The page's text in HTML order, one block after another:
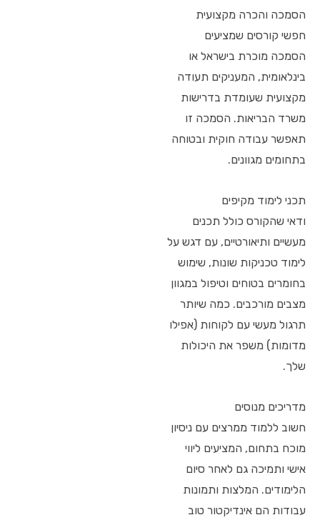
הסמכה והכרה מקצועית
חפשי קורסים שמציעים
הסמכה מוכרת בישראל או
בינלאומית, המעניקים תעודה
מקצועית שעומדת בדרישות
משרד הבריאות. הסמכה זו
תאפשר עבודה חוקית ובטוחה
בתחומים מגוונים.
תכני לימוד מקיפים
ודאי שהקורס כולל תכנים
מעשיים ותיאורטיים, עם דגש על
לימוד טכניקות שונות, שימוש
בחומרים בטוחים וטיפול במגוון
מצבים מורכבים. כמה שיותר
תרגול מעשי עם לקוחות (אפילו
מדומות) משפר את היכולות
שלך.
מדריכים מנוסים
חשוב ללמוד ממרצים עם ניסיון
מוכח בתחום, המציעים ליווי
אישי ותמיכה גם לאחר סיום
הלימודים. המלצות ותמונות
עבודות הם אינדיקטור טוב